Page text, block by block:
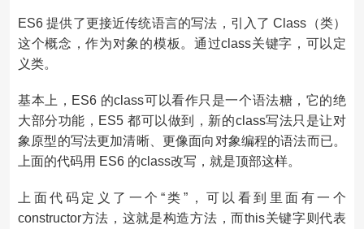
ES6 提供了更接近传统语言的写法，引入了 Class（类）
这个概念，作为对象的模板。通过class关键字，可以定
义类。
基本上，ES6 的class可以看作只是一个语法糖，它的绝
大部分功能，ES5 都可以做到，新的class写法只是让对
象原型的写法更加清晰、更像面向对象编程的语法而已。
上面的代码用 ES6 的class改写，就是顶部这样。
上面代码定义了一个“类”，可以看到里面有一个
constructor方法，这就是构造方法，而this关键字则代表